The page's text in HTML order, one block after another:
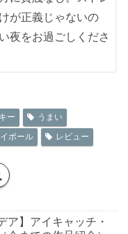
が正義じゃないの
夜をお過ごしくださ
ー
うまい
ボール レビュー
ア】アイキャッチ・